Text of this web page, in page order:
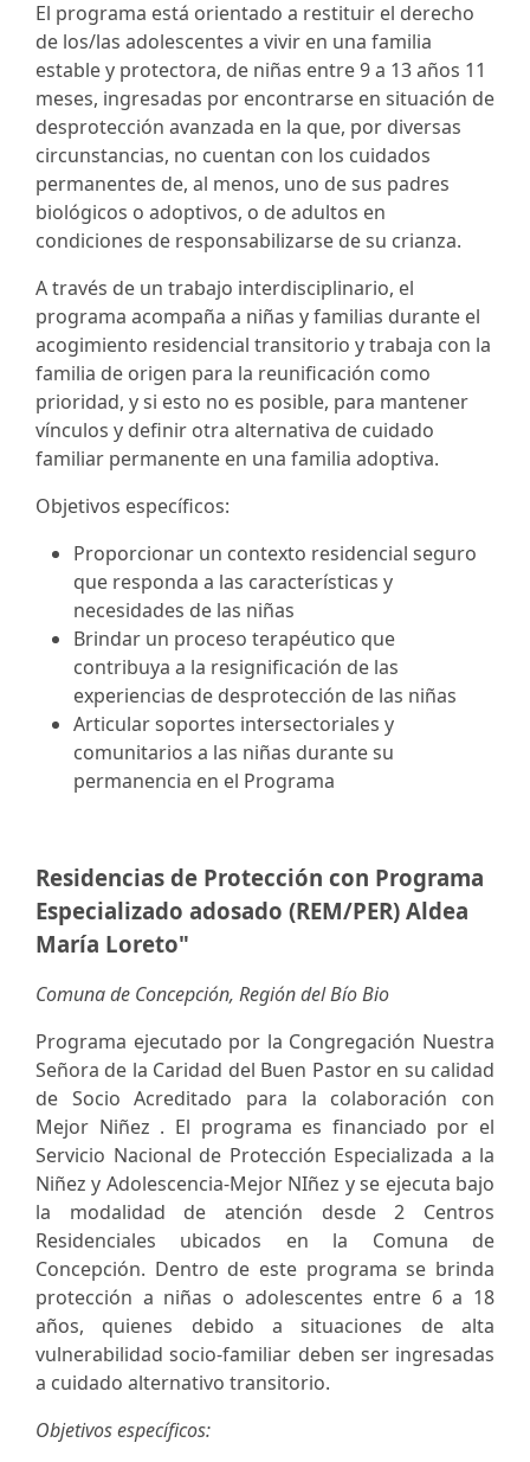
El programa está orientado a restituir el derecho
de los/las adolescentes a vivir en una familia
estable y protectora, de niñas entre 9 a 13 años 11
meses, ingresadas por encontrarse en situación de
desprotección avanzada en la que, por diversas
circunstancias, no cuentan con los cuidados
permanentes de, al menos, uno de sus padres
biológicos o adoptivos, o de adultos en
condiciones de responsabilizarse de su crianza.
A través de un trabajo interdisciplinario, el
programa acompaña a niñas y familias durante el
acogimiento residencial transitorio y trabaja con la
familia de origen para la reunificación como
prioridad, y si esto no es posible, para mantener
vínculos y definir otra alternativa de cuidado
familiar permanente en una familia adoptiva.
Objetivos específicos:
Proporcionar un contexto residencial seguro
que responda a las características y
necesidades de las niñas
Brindar un proceso terapéutico que
contribuya a la resignificación de las
experiencias de desprotección de las niñas
Articular soportes intersectoriales y
comunitarios a las niñas durante su
permanencia en el Programa
Residencias de Protección con Programa
Especializado adosado (REM/PER) Aldea
María Loreto"
Comuna de Concepción, Región del Bío Bio
Programa ejecutado por la Congregación Nuestra
Señora de la Caridad del Buen Pastor en su calidad
de Socio Acreditado para la colaboración con
Mejor Niñez . El programa es financiado por el
Servicio Nacional de Protección Especializada a la
Niñez y Adolescencia-Mejor NIñez y se ejecuta bajo
la modalidad de atención desde 2 Centros
Residenciales ubicados en la Comuna de
Concepción. Dentro de este programa se brinda
protección a niñas o adolescentes entre 6 a 18
años, quienes debido a situaciones de alta
vulnerabilidad socio-familiar deben ser ingresadas
a cuidado alternativo transitorio.
Objetivos específicos: